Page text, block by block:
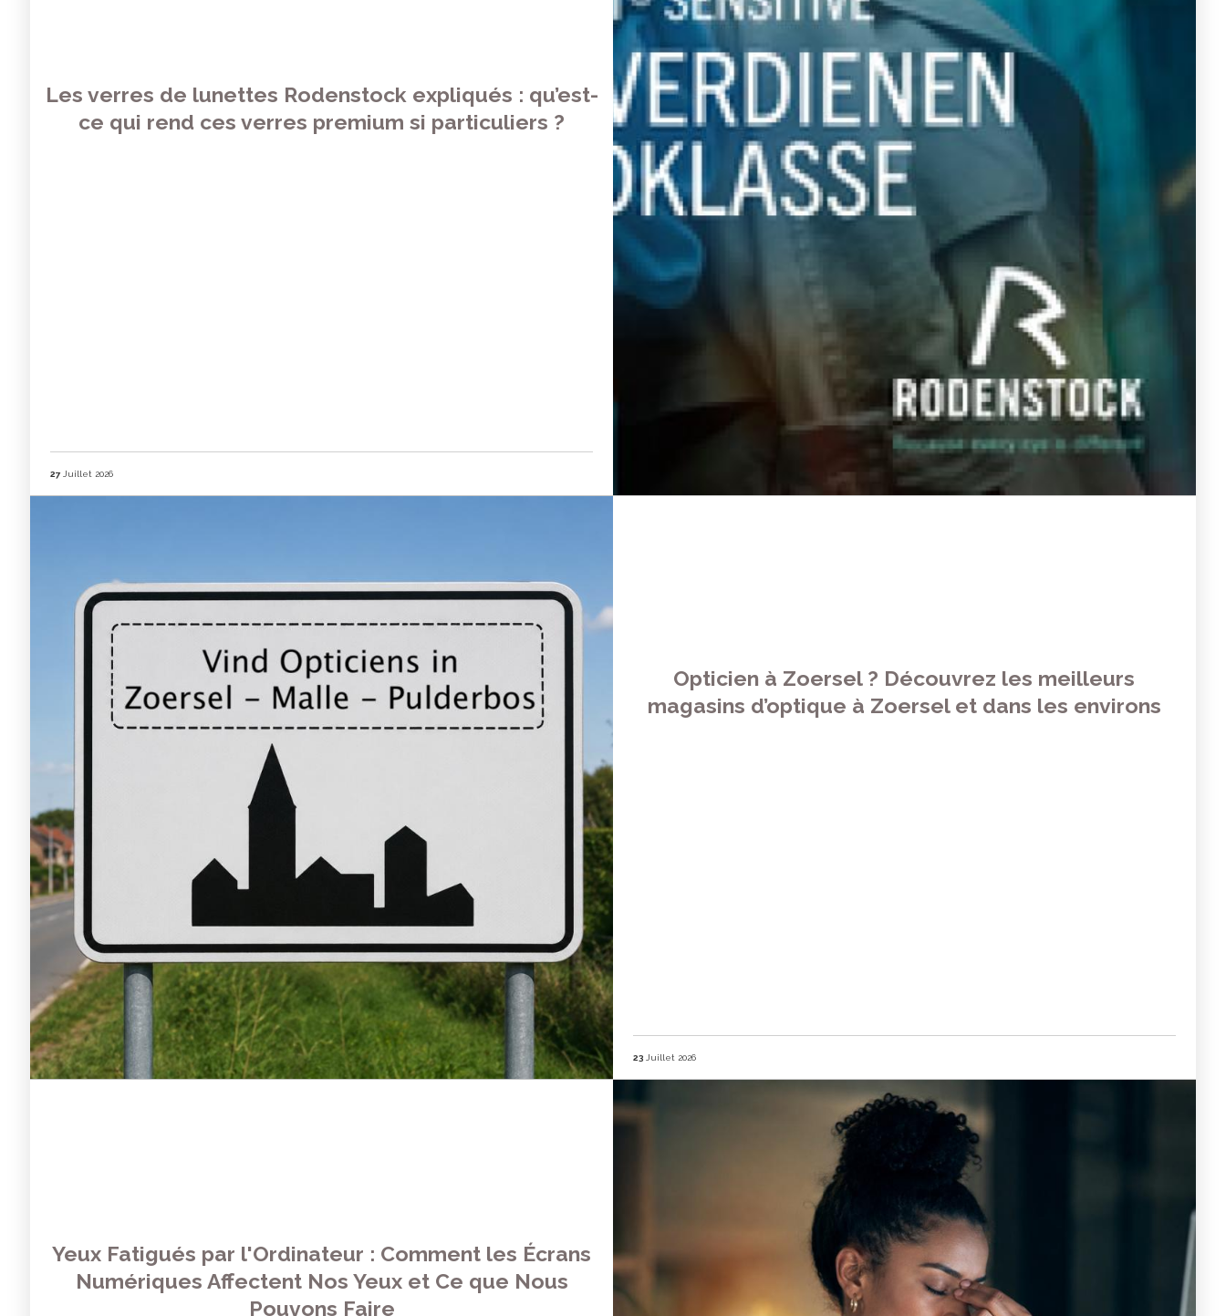
Les verres de lunettes Rodenstock expliqués : qu’est-
ce qui rend ces verres premium si particuliers ?
27Juillet 2026
Opticien à Zoersel ? Découvrez les meilleurs
magasins d’optique à Zoersel et dans les environs
23 Juillet 2026
Yeux Fatigués par l'Ordinateur : Comment les Écrans
Numériques Affectent Nos Yeux et Ce que Nous
Pouvons Faire